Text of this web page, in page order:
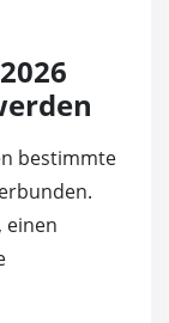
bestimmte
einen